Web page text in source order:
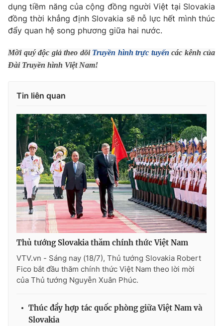
Video Shorts video
VTV Money VTV Thể thao
VTV4 Vươn mình bằng AI
VTV9 VTV8
Liên hệ tòa soạn English
THỜI BÁO VTV
Cơ quan chủ quản:
dụng tiềm năng của cộng đồng người Việt tại Slovakia
đồng thời khẳng định Slovakia sẽ nỗ lực hết mình thúc
đẩy quan hệ song phương giữa hai nước.
Mời quý độc giả theo dõi Truyền hình trực tuyến các kênh của
Đài Truyền hình Việt Nam!
Tin liên quan
Thủ tướng Slovakia thăm chính thức Việt Nam
VTV.vn - Sáng nay (18/7), Thủ tướng Slovakia Robert
Fico bắt đầu thăm chính thức Việt Nam theo lời mời
của Thủ tướng Nguyễn Xuân Phúc.
Thúc đẩy hợp tác quốc phòng giữa Việt Nam và
Slovakia